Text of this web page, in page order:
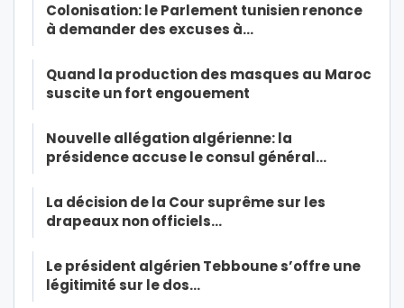
Colonisation: le Parlement tunisien renonce
à demander des excuses à…
Quand la production des masques au Maroc
suscite un fort engouement
Nouvelle allégation algérienne: la
présidence accuse le consul général…
La décision de la Cour suprême sur les
drapeaux non officiels…
Le président algérien Tebboune s’offre une
légitimité sur le dos…